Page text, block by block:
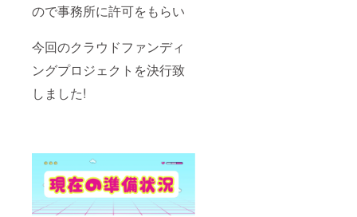
ので事務所に許可をもらい
今回のクラウドファンディ
ングプロジェクトを決行致
しました!